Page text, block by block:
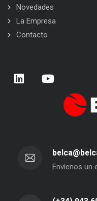
Novedades
La Empresa
Contacto
Envíenos un